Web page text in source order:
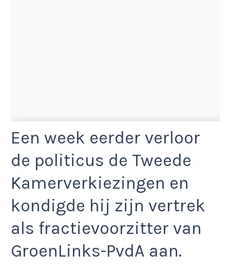
Een week eerder verloor
de politicus de Tweede
Kamerverkiezingen en
kondigde hij zijn vertrek
als fractievoorzitter van
GroenLinks-PvdA aan.